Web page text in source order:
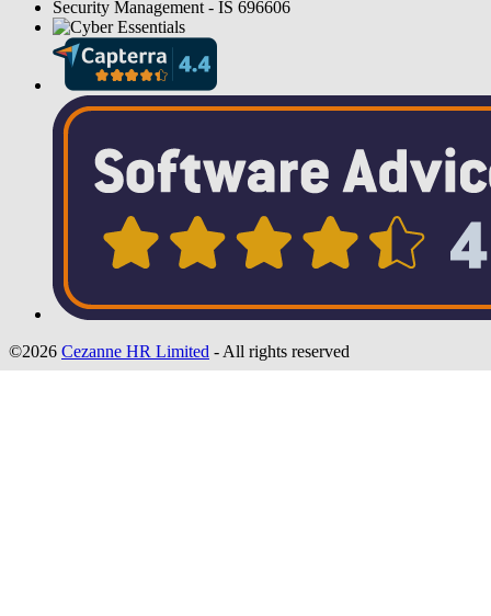
©2026 Cezanne HR Limited - All rights reserved